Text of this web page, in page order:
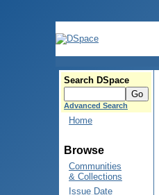
Search DSpace
Advanced Search
Home
Browse
Communities
& Collections
Issue Date